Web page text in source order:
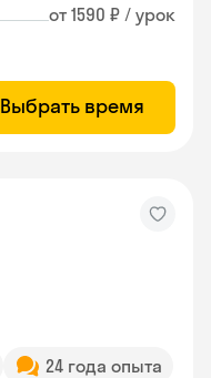
от 1590 ₽ / урок
Выбрать время
24 года опыта